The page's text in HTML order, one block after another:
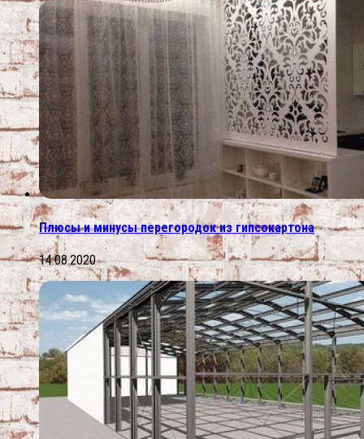
Плюсы и минусы перегородок из гипсокартона
14.08.2020